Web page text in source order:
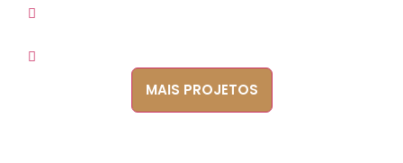
MAIS PROJETOS